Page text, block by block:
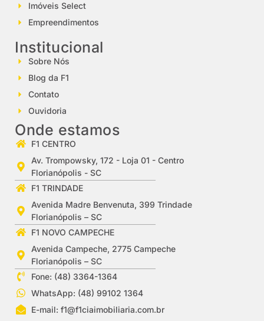
Imóveis Select
Empreendimentos
Institucional
Sobre Nós
Blog da F1
Contato
Ouvidoria
Onde estamos
F1 CENTRO
Av. Trompowsky, 172 - Loja 01 - Centro
Florianópolis - SC
F1 TRINDADE
Avenida Madre Benvenuta, 399 Trindade
Florianópolis – SC
F1 NOVO CAMPECHE
Avenida Campeche, 2775 Campeche
Florianópolis – SC
Fone: (48) 3364-1364
WhatsApp: (48) 99102 1364
E-mail:f1@f1ciaimobiliaria.com.br